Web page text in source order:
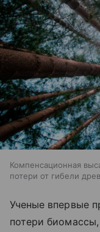
Компенсационная
потери от гибели
Ученые впервые
потери